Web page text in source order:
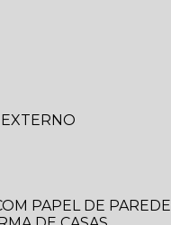
PAPEL DE PAREDE